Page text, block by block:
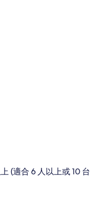
(適合 6 人以上或 10 台